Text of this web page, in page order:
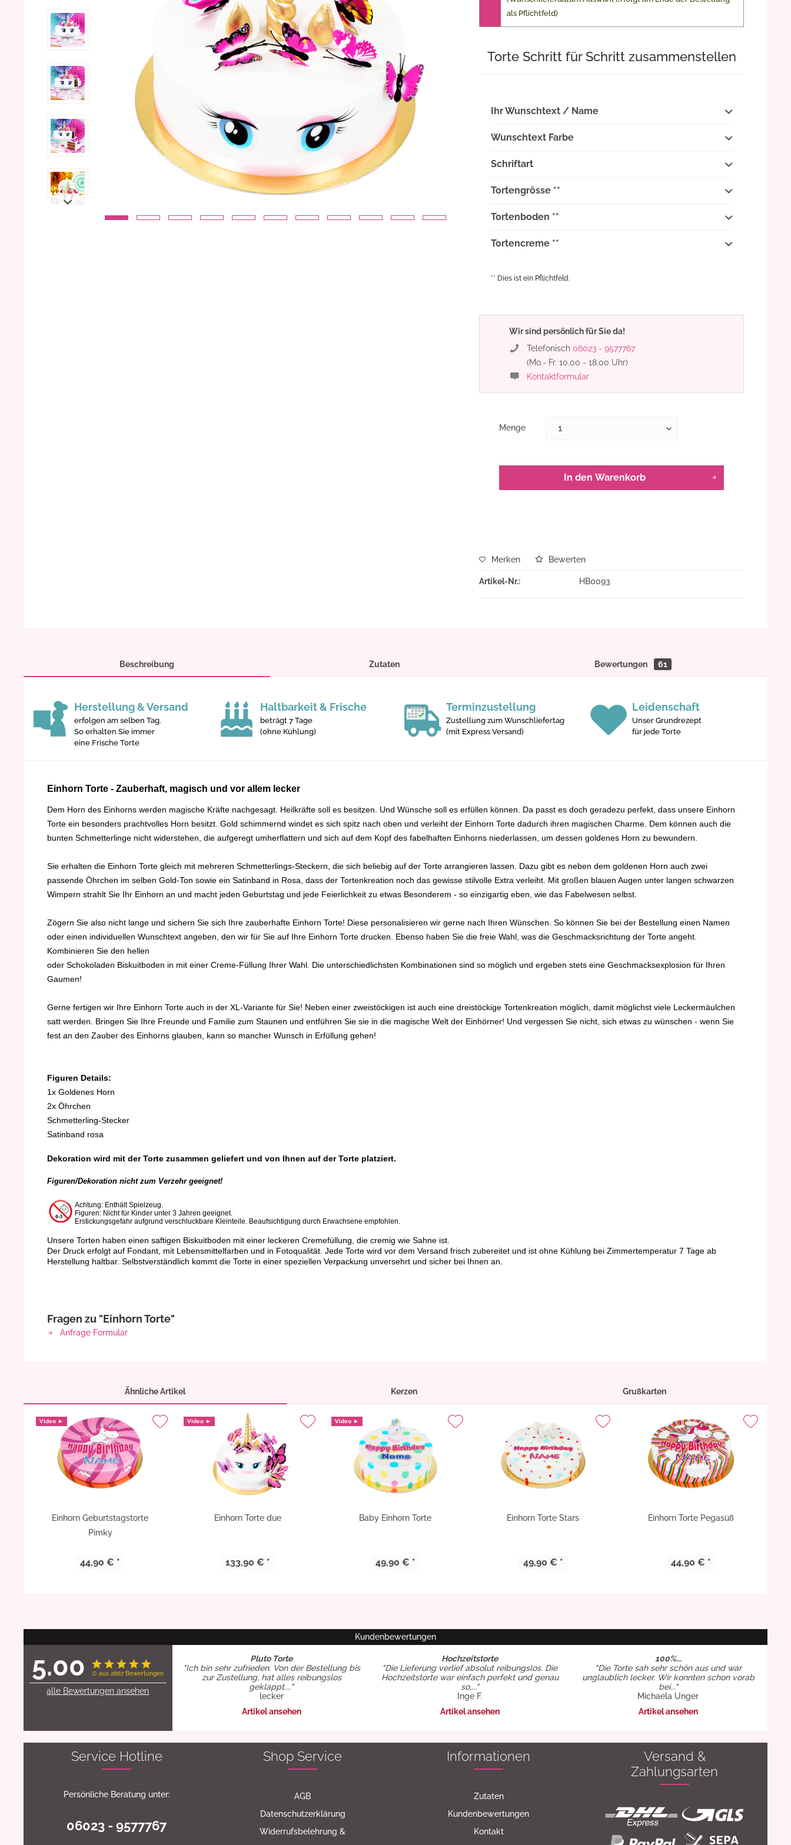
als Pflichtfeld)
Torte Schritt für Schritt zusammenstellen
Ihr Wunschtext / Name
Wunschtext Farbe
Schriftart
Tortengrösse **
Tortenboden **
Tortencreme **
** Dies ist ein Pflichtfeld.
Wir sind persönlich für Sie da!
Telefonisch06023 - 9577767
(Mo.- Fr. 10.00 - 18.00 Uhr)
Kontaktformular
Menge
In den Warenkorb
Merken Bewerten
Artikel-Nr.: HB0093
Beschreibung Zutaten Bewertungen 61
Herstellung & Versand
erfolgen am selben Tag.
So erhalten Sie immer
eine Frische Torte
Haltbarkeit & Frische
beträgt 7 Tage
(ohne Kühlung)
Terminzustellung
Zustellung zum Wunschliefertag
(mit Express Versand)
Leidenschaft
Unser Grundrezept
für jede Torte
Einhorn Torte - Zauberhaft, magisch und vor allem lecker
Dem Horn des Einhorns werden magische Kräfte nachgesagt. Heilkräfte soll es besitzen. Und Wünsche soll es erfüllen können. Da passt es doch geradezu perfekt, dass unsere Einhorn
Torte ein besonders prachtvolles Horn besitzt. Gold schimmernd windet es sich spitz nach oben und verleiht der Einhorn Torte dadurch ihren magischen Charme. Dem können auch die
bunten Schmetterlinge nicht widerstehen, die aufgeregt umherflattern und sich auf dem Kopf des fabelhaften Einhorns niederlassen, um dessen goldenes Horn zu bewundern.
Sie erhalten die Einhorn Torte gleich mit mehreren Schmetterlings-Steckern, die sich beliebig auf der Torte arrangieren lassen. Dazu gibt es neben dem goldenen Horn auch zwei
passende Öhrchen im selben Gold-Ton sowie ein Satinband in Rosa, dass der Tortenkreation noch das gewisse stilvolle Extra verleiht. Mit großen blauen Augen unter langen schwarzen
Wimpern strahlt Sie Ihr Einhorn an und macht jeden Geburtstag und jede Feierlichkeit zu etwas Besonderem - so einzigartig eben, wie das Fabelwesen selbst.
Zögern Sie also nicht lange und sichern Sie sich Ihre zauberhafte Einhorn Torte! Diese personalisieren wir gerne nach Ihren Wünschen. So können Sie bei der Bestellung einen Namen
oder einen individuellen Wunschtext angeben, den wir für Sie auf Ihre Einhorn Torte drucken. Ebenso haben Sie die freie Wahl, was die Geschmacksrichtung der Torte angeht.
Kombinieren Sie den hellen
oder Schokoladen Biskuitboden in mit einer Creme-Füllung Ihrer Wahl. Die unterschiedlichsten Kombinationen sind so möglich und ergeben stets eine Geschmacksexplosion für Ihren
Gaumen!
Gerne fertigen wir Ihre Einhorn Torte auch in der XL-Variante für Sie! Neben einer zweistöckigen ist auch eine dreistöckige Tortenkreation möglich, damit möglichst viele Leckermäulchen
satt werden. Bringen Sie Ihre Freunde und Familie zum Staunen und entführen Sie sie in die magische Welt der Einhörner! Und vergessen Sie nicht, sich etwas zu wünschen - wenn Sie
fest an den Zauber des Einhorns glauben, kann so mancher Wunsch in Erfüllung gehen!
Figuren Details:
1x Goldenes Horn
2x Öhrchen
Schmetterling-Stecker
Satinband rosa
Dekoration wird mit der Torte zusammen geliefert und von Ihnen auf der Torte platziert.
Figuren/Dekoration nicht zum Verzehr geeignet!
Achtung: Enthält Spielzeug.
Figuren: Nicht für Kinder unter 3 Jahren geeignet.
Erstickungsgefahr aufgrund verschluckbare Kleinteile. Beaufsichtigung durch Erwachsene empfohlen.
Unsere Torten haben einen saftigen Biskuitboden mit einer leckeren Cremefüllung, die cremig wie Sahne ist.
Der Druck erfolgt auf Fondant, mit Lebensmittelfarben und in Fotoqualität. Jede Torte wird vor dem Versand frisch zubereitet und ist ohne Kühlung bei Zimmertemperatur 7 Tage ab
Herstellung haltbar. Selbstverständlich kommt die Torte in einer speziellen Verpackung unversehrt und sicher bei Ihnen an.
Fragen zu "Einhorn Torte"
Anfrage Formular
Ähnliche Artikel Kerzen Grußkarten
Video ►
Einhorn Geburtstagstorte
Pimky
44,90 € *
Video ►
Einhorn Torte due
133,90 € *
Video ►
Baby Einhorn Torte
49,90 € *
Einhorn Torte Stars
49,90 € *
Einhorn Torte Pegasüß
44,90 € *
Kundenbewertungen
5.00∅ aus 2867 Bewertungen
alle Bewertungen ansehen
Pluto Torte
"Ich bin sehr zufrieden. Von der Bestellung bis
zur Zustellung, hat alles reibungslos
geklappt...."
lecker
Artikel ansehen
Hochzeitstorte
"Die Lieferung verlief absolut reibungslos. Die
Hochzeitstorte war einfach perfekt und genau
so,..."
Inge F.
Artikel ansehen
100%...
"Die Torte sah sehr schön aus und war
unglaublich lecker. Wir konnten schon vorab
bei..."
Michaela Unger
Artikel ansehen
Service Hotline
Persönliche Beratung unter:
06023 - 9577767
Shop Service
AGB
Datenschutzerklärung
Widerrufsbelehrung &
Informationen
Zutaten
Kundenbewertungen
Kontakt
Versand &
Zahlungsarten